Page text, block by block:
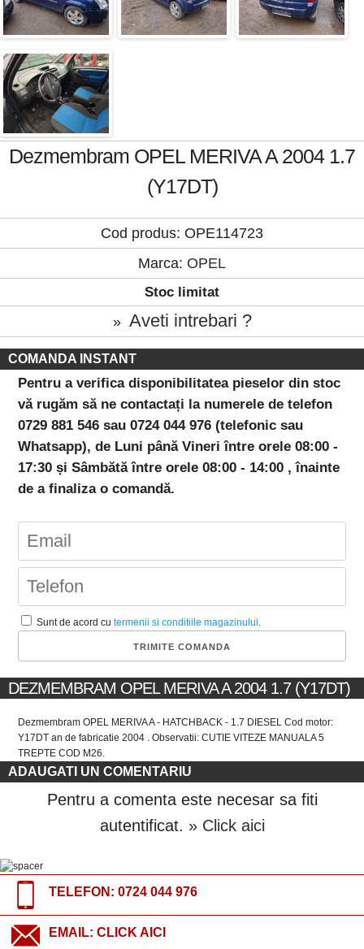
Dezmembram OPEL MERIVA A 2004 1.7
(Y17DT)
Cod produs: OPE114723
Marca: OPEL
Stoc limitat
» Aveti intrebari ?
COMANDA INSTANT
Pentru a verifica disponibilitatea pieselor din stoc
vă rugăm să ne contactați la numerele de telefon
0729 881 546 sau 0724 044 976 (telefonic sau
Whatsapp), de Luni până Vineri între orele 08:00 -
17:30 și Sâmbătă între orele 08:00 - 14:00 , înainte
de a finaliza o comandă.
Sunt de acord cutermenii si conditiile magazinului.
DEZMEMBRAM OPEL MERIVA A 2004 1.7 (Y17DT)
Dezmembram OPEL MERIVA A - HATCHBACK - 1.7 DIESEL Cod motor:
Y17DT an de fabricatie 2004 . Observatii: CUTIE VITEZE MANUALA 5
TREPTE COD M26.
ADAUGATI UN COMENTARIU
Pentru a comenta este necesar sa fiti
autentificat. » Click aici
TELEFON: 0724 044 976
EMAIL: CLICK AICI